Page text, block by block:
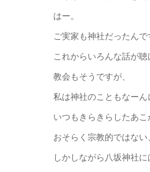
はー。
ご実家も神社だったんで
これからいろんな話が聴
教会もそうですが、
私は神社のこともなーん
いつもきらきらしたあこ
おそらく宗教的ではな
しかしながら八坂神社